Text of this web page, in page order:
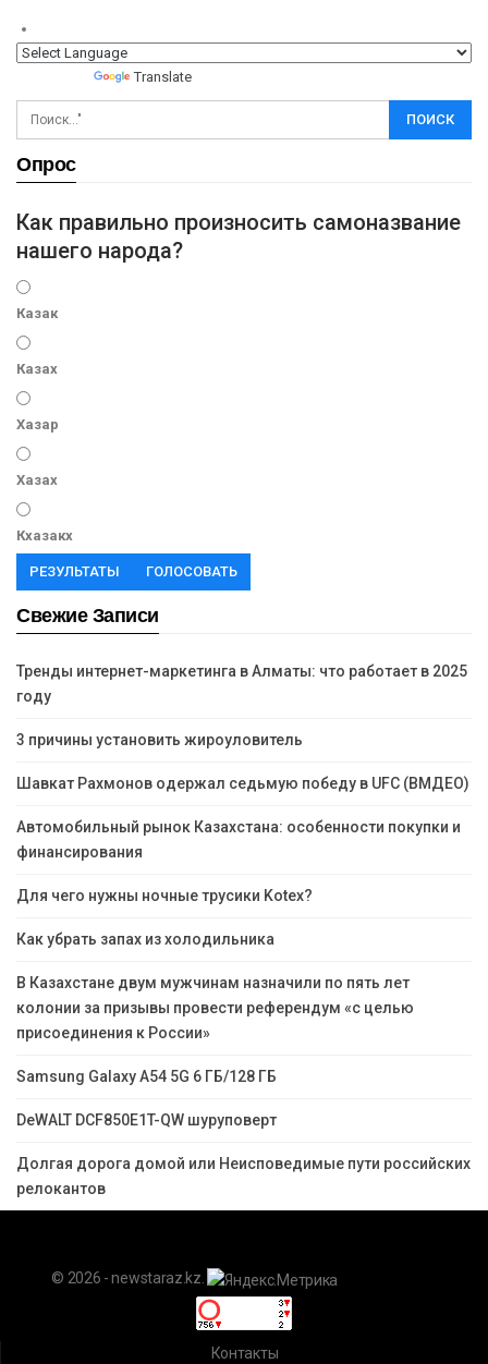
Translate
Опрос
Как правильно произносить самоназвание
нашего народа?
Казак
Казах
Хазар
Хазах
Кхазакх
РЕЗУЛЬТАТЫ ГОЛОСОВАТЬ
Свежие Записи
Тренды интернет-маркетинга в Алматы: что работает в 2025
году
3 причины установить жироуловитель
Шавкат Рахмонов одержал седьмую победу в UFC (ВМДЕО)
Автомобильный рынок Казахстана: особенности покупки и
финансирования
Для чего нужны ночные трусики Kotex?
Как убрать запах из холодильника
В Казахстане двум мужчинам назначили по пять лет
колонии за призывы провести референдум «с целью
присоединения к России»
Samsung Galaxy A54 5G 6 ГБ/128 ГБ
DeWALT DCF850E1T-QW шуруповерт
Долгая дорога домой или Неисповедимые пути российских
релокантов
© 2026 - newstaraz.kz.
Контакты